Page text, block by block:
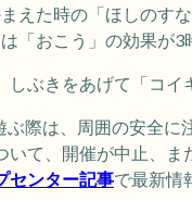
えた時の「ほしのすな
「おこう」の効果が3
しぶきをあげて「コイ
ぶ際は、周囲の安全
いて、開催が中止、
センター記事で最新情